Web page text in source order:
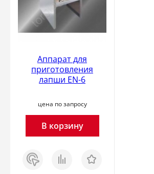
Аппарат для
приготовления
лапши EN-6
цена по запросу
В корзину
Заказ
в 1
клик
Сравнить Отложить